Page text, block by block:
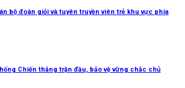
bộ đoàn giỏi và tuyên truyền viên trẻ khu vực phía
Chiến thắng trận đầu, bảo vệ vững chắc chủ